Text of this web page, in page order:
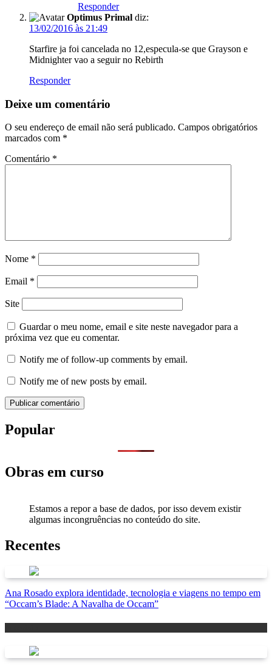
Responder
Optimus Primal diz:
13/02/2016 às 21:49
Starfire ja foi cancelada no 12,especula-se que Grayson e
Midnighter vao a seguir no Rebirth
Responder
Deixe um comentário
O seu endereço de email não será publicado. Campos obrigatórios
marcados com *
Comentário *
Nome *
Email *
Site
Guardar o meu nome, email e site neste navegador para a
próxima vez que eu comentar.
Notify me of follow-up comments by email.
Notify me of new posts by email.
Popular
Obras em curso
Estamos a repor a base de dados, por isso devem existir
algumas incongruências no conteúdo do site.
Recentes
Ana Rosado explora identidade, tecnologia e viagens no tempo em
“Occam’s Blade: A Navalha de Occam”